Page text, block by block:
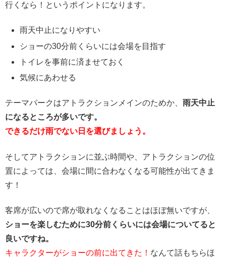
行くなら！というポイントになります。
雨天中止になりやすい
ショーの30分前くらいには会場を目指す
トイレを事前に済ませておく
気候にあわせる
テーマパークはアトラクションメインのためか、 雨天中止
になるところが多いです。
できるだけ雨でない日を選びましょう。
そしてアトラクションに並ぶ時間や、アトラクションの位
置によっては、会場に間に合わなくなる可能性が出てきま
す！
客席が広いので席が取れなくなることはほぼ無いですが、
ショーを楽しむために30分前くらいには会場についてると
良いですね。
キャラクターがショーの前に出てきた！ なんて話もちらほ